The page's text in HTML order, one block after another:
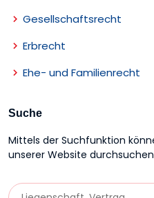
Gesellschaftsrecht
Erbrecht
Ehe- und Familienrecht
Suche
Mittels der Suchfunktion
unserer Website